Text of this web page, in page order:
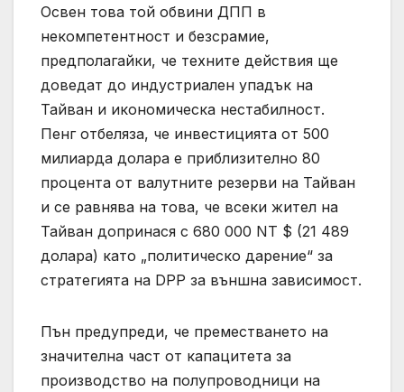
Освен това той обвини ДПП в
некомпетентност и безсрамие,
предполагайки, че техните действия ще
доведат до индустриален упадък на
Тайван и икономическа нестабилност.
Пенг отбеляза, че инвестицията от 500
милиарда долара е приблизително 80
процента от валутните резерви на Тайван
и се равнява на това, че всеки жител на
Тайван допринася с 680 000 NT $ (21 489
долара) като „политическо дарение“ за
стратегията на DPP за външна зависимост.
Пън предупреди, че преместването на
значителна част от капацитета за
производство на полупроводници на